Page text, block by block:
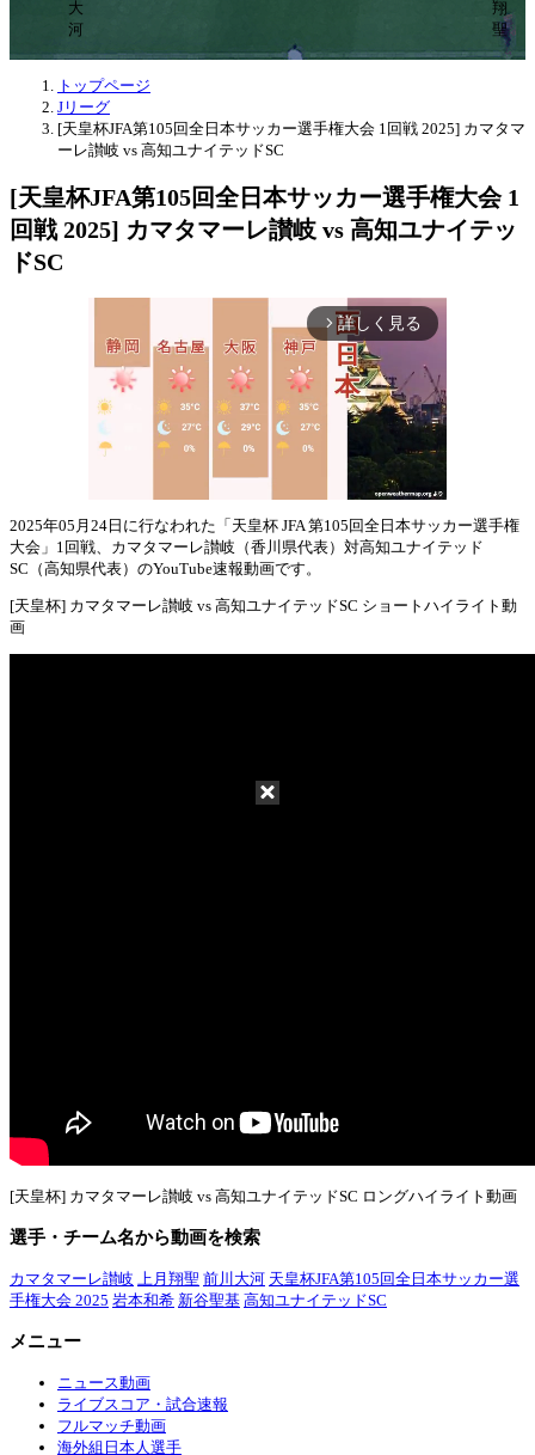
大
河
翔
聖
トップページ
Jリーグ
[天皇杯JFA第105回全日本サッカー選手権大会 1回戦 2025] カマタマ
ーレ讃岐 vs 高知ユナイテッドSC
[天皇杯JFA第105回全日本サッカー選手権大会 1
回戦 2025] カマタマーレ讃岐 vs 高知ユナイテッ
ドSC
arrow_forward_ios 詳しく見る
2025年05月24日に行なわれた「天皇杯 JFA 第105回全日本サッカー選手権
大会」1回戦、カマタマーレ讃岐（香川県代表）対高知ユナイテッド
SC（高知県代表）のYouTube速報動画です。
[天皇杯] カマタマーレ讃岐 vs 高知ユナイテッドSC ショートハイライト動
画
[天皇杯] カマタマーレ讃岐 vs 高知ユナイテッドSC ロングハイライト動画
選手・チーム名から動画を検索
カマタマーレ讃岐 上月翔聖 前川大河 天皇杯JFA第105回全日本サッカー選
手権大会 2025 岩本和希 新谷聖基 高知ユナイテッドSC
メニュー
ニュース動画
ライブスコア・試合速報
フルマッチ動画
海外組日本人選手